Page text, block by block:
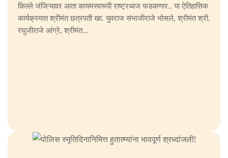
किल्ले जंजिऱ्यावर आता कायमस्वरूपी राष्ट्रध्वज फडकणार.. या ऐतिहासिक
कार्यक्रमात श्रीमंत छत्रपती खा. युवराज संभाजीराजे भोसले, श्रीमंत श्री.
रघुजीराजे आंग्रे, श्रीमंत...